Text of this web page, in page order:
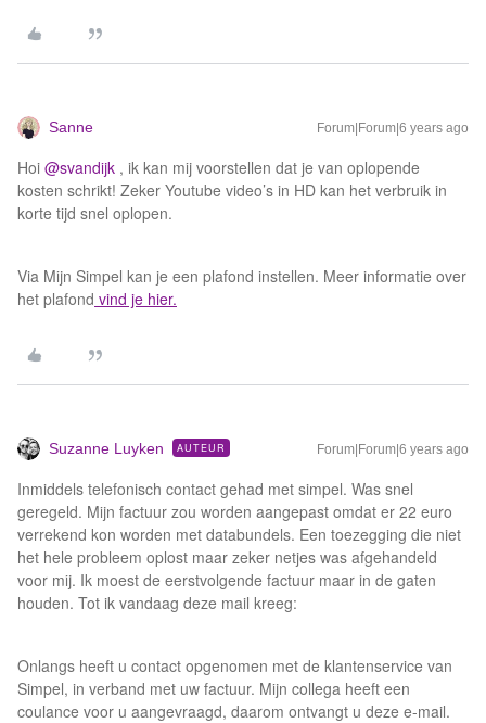
Sanne Forum|Forum|6 years ago
Hoi @svandijk , ik kan mij voorstellen dat je van oplopende
kosten schrikt! Zeker Youtube video’s in HD kan het verbruik in
korte tijd snel oplopen.
Via Mijn Simpel kan je een plafond instellen. Meer informatie over
het plafond vind je hier.
Suzanne Luyken AUTEUR Forum|Forum|6 years ago
Inmiddels telefonisch contact gehad met simpel. Was snel
geregeld. Mijn factuur zou worden aangepast omdat er 22 euro
verrekend kon worden met databundels. Een toezegging die niet
het hele probleem oplost maar zeker netjes was afgehandeld
voor mij. Ik moest de eerstvolgende factuur maar in de gaten
houden. Tot ik vandaag deze mail kreeg:
Onlangs heeft u contact opgenomen met de klantenservice van
Simpel, in verband met uw factuur. Mijn collega heeft een
coulance voor u aangevraagd, daarom ontvangt u deze e-mail.